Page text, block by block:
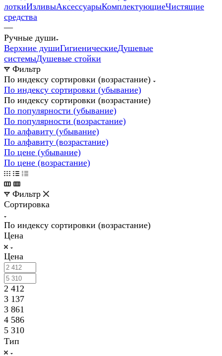
лоткиИзливыАксессуарыКомплектующиеЧистящие
средства
—
Ручные души
Верхние душиГигиеническиеДушевые
системыДушевые стойки
Фильтр
По индексу сортировки (возрастание)
По индексу сортировки (убывание)
По индексу сортировки (возрастание)
По популярности (убывание)
По популярности (возрастание)
По алфавиту (убывание)
По алфавиту (возрастание)
По цене (убывание)
По цене (возрастание)
Фильтр
Сортировка
По индексу сортировки (возрастание)
Цена
Цена
2 412
3 137
3 861
4 586
5 310
Тип